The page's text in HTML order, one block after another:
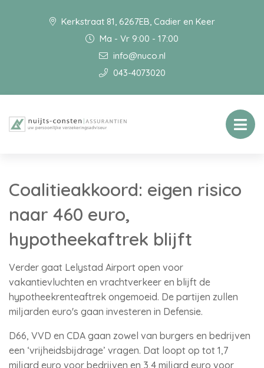
Kerkstraat 81, 6267EB, Cadier en Keer
Ma - Vr 9:00 - 17:00
info@nuco.nl
043-4073020
Coalitieakkoord: eigen risico
naar 460 euro,
hypotheekaftrek blijft
Verder gaat Lelystad Airport open voor
vakantievluchten en vrachtverkeer en blijft de
hypotheekrenteaftrek ongemoeid. De partijen zullen
miljarden euro's gaan investeren in Defensie.
D66, VVD en CDA gaan zowel van burgers en bedrijven
een ‘vrijheidsbijdrage’ vragen. Dat loopt op tot 1,7
miljard euro voor bedrijven en 3,4 miljard euro voor